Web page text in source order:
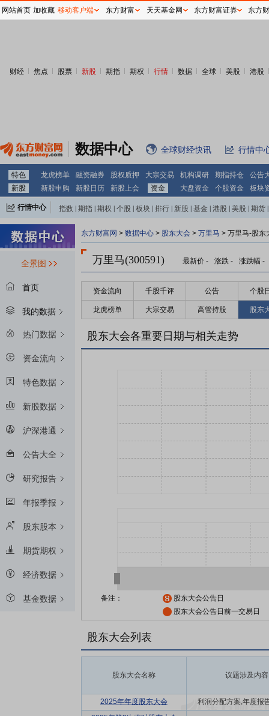
财经 焦点 股票 新股 期指 期权 行情 数据 全球 美股 港股
数据中心 全球财经快讯 行情中
特色 龙虎榜单 融资融券 股权质押 大宗交易 机构调研 期指持仓
公告
新股
新股申购 新股日历 新股上会 资金 大盘资金 个股资金 板块
行情中心 指数 期指 期权 个股 板块 排行 新股 基金 港股 美股 期货
全景图
首页
我的数据
热门数据
资金流向
特色数据
新股数据
沪深港通
公告大全
研究报告
年报季报
股东股本
期货期权
经济数据
基金数据
东方财富网 > 数据中心 > 股东大会 > 万里马 > 万里马-股东
万里马(300591) 最新价 - 涨跌 - 涨跌幅 -
资金流向 千股千评 公告 个股
龙虎榜单 大宗交易 高管持股 股东
股东大会各重要日期与相关走势
备注：
股东大会公告日
股东大会公告日前一交易日
股东大会列表
股东大会名称 议题涉及内容
2025年年度股东大会
利润分配方案,年度报
网站首页 加收藏 移动客户端 东方财富 天天基金网 东方财富证券 东方